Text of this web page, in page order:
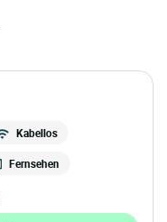
Kabellos
Fernsehen